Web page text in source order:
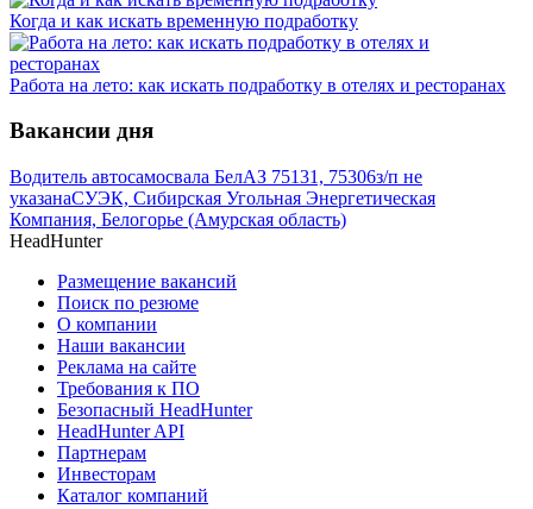
Когда и как искать временную подработку
Работа на лето: как искать подработку в отелях и ресторанах
Вакансии дня
Водитель автосамосвала БелАЗ 75131, 75306з/п не
указанаСУЭК, Сибирская Угольная Энергетическая
Компания, Белогорье (Амурская область)
HeadHunter
Размещение вакансий
Поиск по резюме
О компании
Наши вакансии
Реклама на сайте
Требования к ПО
Безопасный HeadHunter
HeadHunter API
Партнерам
Инвесторам
Каталог компаний